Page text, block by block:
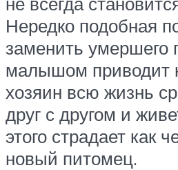
Нередко подобная
заменить умершего
малышом приводит
хозяин всю жизнь
друг с другом и
этого страдает как
новый питомец.